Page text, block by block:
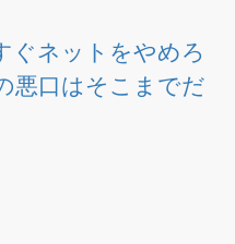
ぐネットをやめろ
悪口はそこまでだ